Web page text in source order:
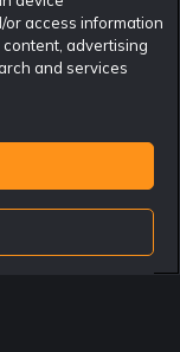
på spelbranschens egen
Här hittar du
och mest seriösa
avstängningar samt vårt
spelande blivit ett
ändras. Alla odds var
innebär att man
på sajten är
access information
advertising
and services